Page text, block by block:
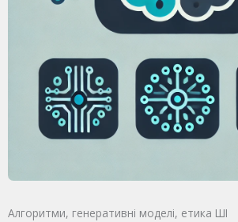
Алгоритми, генеративні моделі, етика ШІ